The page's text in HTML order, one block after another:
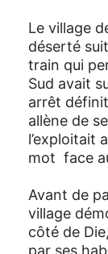
Le village
déserté
train qui
Sud avait
arrêt
allène de
l’exploitait
mot face
Avant de
village
côté de
par ses